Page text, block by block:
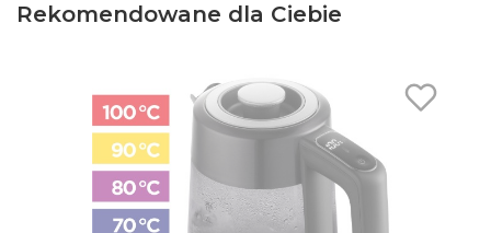
Rekomendowane dla Ciebie